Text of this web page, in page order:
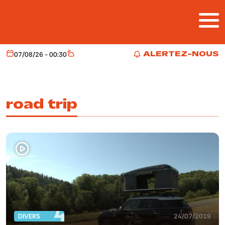
ALERTEZ-NOUS
ALERTEZ-NOUS
Aujourd'hui
07/08/26 - 00:30 Météo
road trip
DIVERS 24/07/2019